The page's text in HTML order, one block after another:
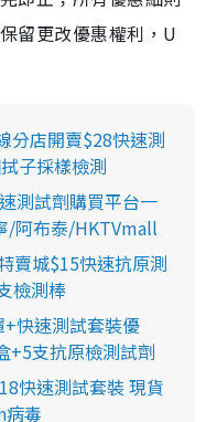
留更改優惠權利，U
分店開賣$28快速測
子採樣檢測
測試劑購買平台一
/阿布泰/HKTVmall
賣城$15快速抗原測
檢測棒
快速測試套裝優
+5支抗原檢測試劑
快速測試套裝 現貨
毒